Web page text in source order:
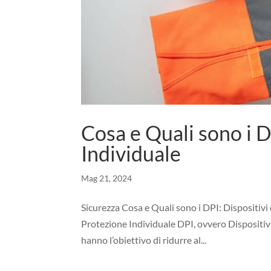
Cosa e Quali sono i
Individuale
Mag 21, 2024
Sicurezza Cosa e Quali sono i DPI:
Protezione Individuale DPI, ovvero
hanno l’obiettivo di ridurre al...